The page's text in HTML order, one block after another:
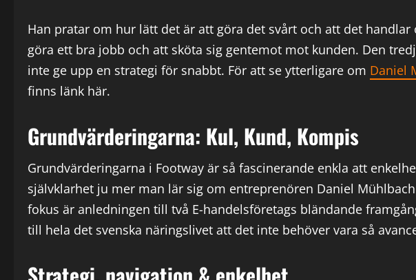
Han pratar om hur lätt det är att göra det svårt och att det
göra ett bra jobb och att sköta sig gentemot mot kunden. Den
inte ge upp en strategi för snabbt. För att se ytterligare om Daniel
finns länk här.
Grundvärderingarna: Kul, Kund, Kompis
Grundvärderingarna i Footway är så fascinerande enkla att
självklarhet ju mer man lär sig om entreprenören Daniel
fokus är anledningen till två E-handelsföretags bländande
till hela det svenska näringslivet att det inte behöver vara så